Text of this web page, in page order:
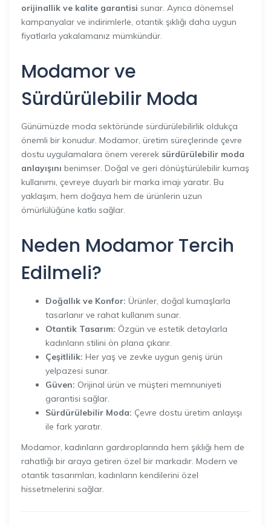
orijinallik ve kalite garantisi sunar. Ayrıca dönemsel
kampanyalar ve indirimlerle, otantik şıklığı daha uygun
fiyatlarla yakalamanız mümkündür.
Modamorve
Sürdürülebilir Moda
Günümüzde moda sektöründe sürdürülebilirlik oldukça
önemli bir konudur. Modamor, üretim süreçlerinde çevre
dostu uygulamalara önem vererek sürdürülebilir moda
anlayışını benimser. Doğal ve geri dönüştürülebilir kumaş
kullanımı, çevreye duyarlı bir marka imajı yaratır. Bu
yaklaşım, hem doğaya hem de ürünlerin uzun
ömürlülüğüne katkı sağlar.
Neden Modamor Tercih
Edilmeli?
Doğallık ve Konfor: Ürünler, doğal kumaşlarla
tasarlanır ve rahat kullanım sunar.
Otantik Tasarım: Özgün ve estetik detaylarla
kadınların stilini ön plana çıkarır.
Çeşitlilik: Her yaş ve zevke uygun geniş ürün
yelpazesi sunar.
Güven: Orijinal ürün ve müşteri memnuniyeti
garantisi sağlar.
Sürdürülebilir Moda: Çevre dostu üretim anlayışı
ile fark yaratır.
Modamor, kadınların gardıroplarında hem şıklığı hem de
rahatlığı bir araya getiren özel bir markadır. Modern ve
otantik tasarımları, kadınların kendilerini özel
hissetmelerini sağlar.